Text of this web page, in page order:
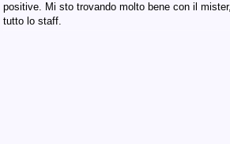
positive. Mi sto trovando molto bene con il
tutto lo staff.